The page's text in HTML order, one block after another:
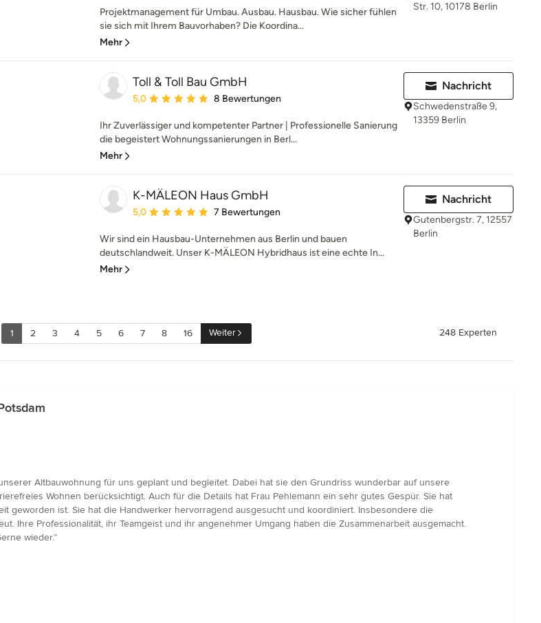
Projektmanagement für Umbau. Ausbau. Hausbau. Wie sicher fühlen
sie sich mit Ihrem Bauvorhaben? Die Koordina...
Mehr
Str. 10, 10178 Berlin
Toll & Toll Bau GmbH
Durchschnittliche Bewertung: 5 von 5 Sternen
5,0 8 Bewertungen
Ihr Zuverlässiger und kompetenter Partner | Professionelle Sanierung
die begeistert Wohnungssanierungen in Berl...
Mehr
Nachricht
Schwedenstraße 9,
13359 Berlin
K-MÄLEON Haus GmbH
Durchschnittliche Bewertung: 5 von 5 Sternen
5,0 7 Bewertungen
Wir sind ein Hausbau-Unternehmen aus Berlin und bauen
deutschlandweit. Unser K-MÄLEON Hybridhaus ist eine echte In...
Mehr
Nachricht
Gutenbergstr. 7, 12557
Berlin
1 2 3 4 5 6 7 8 16 Weiter 248 Experten
Altbauwohnung für uns geplant und begleitet. Dabei hat sie den Grundriss wunderbar auf unsere
Wohnen berücksichtigt. Auch für die Details hat Frau Pehlemann ein sehr gutes Gespür. Sie hat
geworden ist. Sie hat die Handwerker hervorragend ausgesucht und koordiniert. Insbesondere die
Ihre Professionalität, ihr Teamgeist und ihr angenehmer Umgang haben die Zusammenarbeit ausgemacht.
wieder.”